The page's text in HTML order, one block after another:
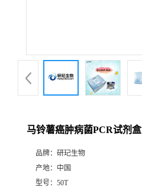
马铃薯癌肿病菌PCR试剂盒
品牌： 研玘生物
产地： 中国
型号： 50T